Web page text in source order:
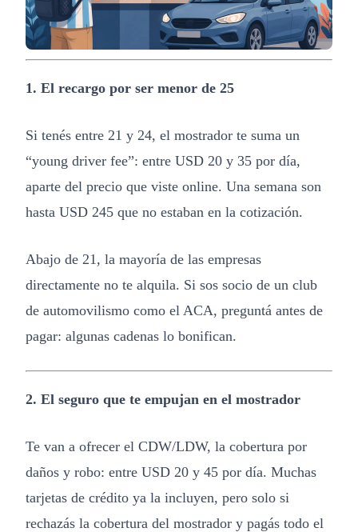
1. El recargo por ser menor de 25
Si tenés entre 21 y 24, el mostrador te suma un
“young driver fee”: entre USD 20 y 35 por día,
aparte del precio que viste online. Una semana son
hasta USD 245 que no estaban en la cotización.
Abajo de 21, la mayoría de las empresas
directamente no te alquila. Si sos socio de un club
de automovilismo como el ACA, preguntá antes de
pagar: algunas cadenas lo bonifican.
2. El seguro que te empujan en el mostrador
Te van a ofrecer el CDW/LDW, la cobertura por
daños y robo: entre USD 20 y 45 por día. Muchas
tarjetas de crédito ya la incluyen, pero solo si
rechazás la cobertura del mostrador y pagás todo el